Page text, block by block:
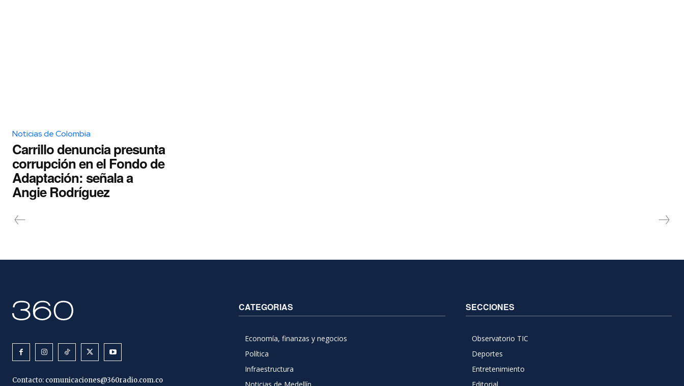
Noticias de Colombia
Carrillo denuncia presunta
corrupción en el Fondo de
Adaptación: señala a
Angie Rodríguez
Contacto: comunicaciones@360radio.com.co
CATEGORIAS
Economía, finanzas y negocios
Política
Infraestructura
Noticias de Medellín
SECCIONES
Observatorio TIC
Deportes
Entretenimiento
Editorial